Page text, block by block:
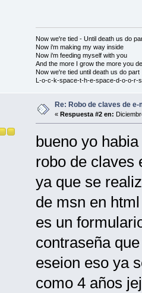
Now we're tied - Until death us do
Now i'm making my way inside
Now i'm feeding myself with you
And the more I grow the more you
Now we're tied until death us do part
L-o-c-k-space-t-h-e-space-d-o-o-r-
Re: Robo de claves de
« Respuesta #2 en:
bueno yo
robo de claves
ya que se
de msn en
es un
contraseña
eseion eso ya
como 4 años